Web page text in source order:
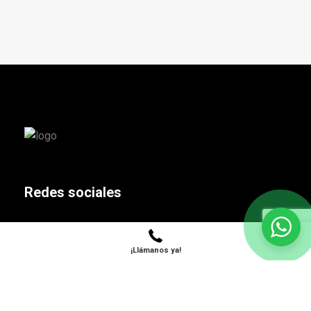
Redes sociales
¡Llámanos ya!